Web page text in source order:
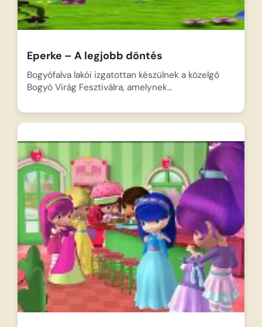
Eperke – A legjobb döntés
Bogyófalva lakói izgatottan készülnek a közelgő
Bogyó Virág Fesztiválra, amelynek…